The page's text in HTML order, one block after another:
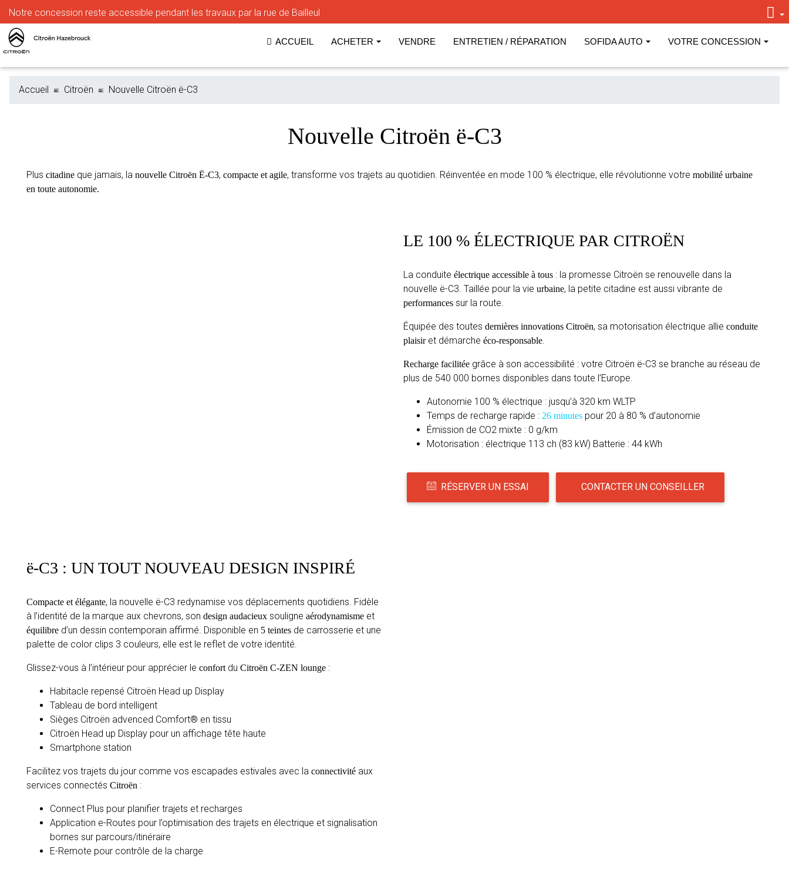
Notre concession reste accessible pendant les travaux par la rue de Bailleul
ACCUEIL ACHETER VENDRE ENTRETIEN / RÉPARATION SOFIDA AUTO VOTRE CONCESSION
Accueil Citroën Nouvelle Citroën ë-C3
Nouvelle Citroën ë-C3
Plus citadine que jamais, la nouvelle Citroën Ë-C3, compacte et agile, transforme vos trajets au quotidien. Réinventée en mode 100 % électrique, elle révolutionne votre mobilité urbaine
en toute autonomie.
LE 100 % ÉLECTRIQUE PAR CITROËN
La conduite électrique accessible à tous : la promesse Citroën se renouvelle dans la
nouvelle ë-C3. Taillée pour la vie urbaine, la petite citadine est aussi vibrante de
performances sur la route.
Équipée des toutes dernières innovations Citroën, sa motorisation électrique allie conduite
plaisiret démarche éco-responsable.
Recharge facilitée grâce à son accessibilité : votre Citroën ë-C3 se branche au réseau de
plus de 540 000 bornes disponibles dans toute l’Europe.
Autonomie 100 % électrique : jusqu’à 320 km WLTP
Temps de recharge rapide : 26 minutes pour 20 à 80 % d’autonomie
Émission de CO2 mixte : 0 g/km
Motorisation : électrique 113 ch (83 kW) Batterie : 44 kWh
RÉSERVER UN ESSAI CONTACTER UN CONSEILLER
ë-C3 : UN TOUT NOUVEAU DESIGN INSPIRÉ
Compacte et élégante, la nouvelle ë-C3 redynamise vos déplacements quotidiens. Fidèle
à l’identité de la marque aux chevrons, son design audacieux souligne aérodynamisme et
équilibre d’un dessin contemporain affirmé. Disponible en 5 teintes de carrosserie et une
palette de color clips 3 couleurs, elle est le reflet de votre identité.
Glissez-vous à l’intérieur pour apprécier le confortdu Citroën C-ZEN lounge :
Habitacle repensé Citroën Head up Display
Tableau de bord intelligent
Sièges Citroën advenced Comfort® en tissu
Citroën Head up Display pour un affichage tête haute
Smartphone station
Facilitez vos trajets du jour comme vos escapades estivales avec la connectivité aux
services connectés Citroën :
Connect Plus pour planifier trajets et recharges
Application e-Routes pour l’optimisation des trajets en électrique et signalisation
bornes sur parcours/itinéraire
E-Remote pour contrôle de la charge